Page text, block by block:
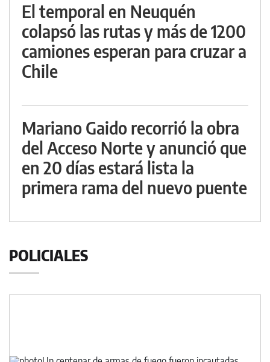
El temporal en Neuquén
colapsó las rutas y más de 1200
camiones esperan para cruzar a
Chile
Mariano Gaido recorrió la obra
del Acceso Norte y anunció que
en 20 días estará lista la
primera rama del nuevo puente
POLICIALES